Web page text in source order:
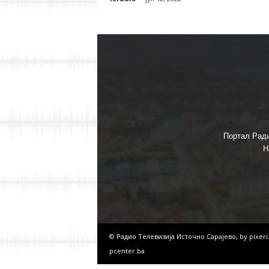
Портал
© Радио Телевизија Источно Сарајево, by
pcenter.ba